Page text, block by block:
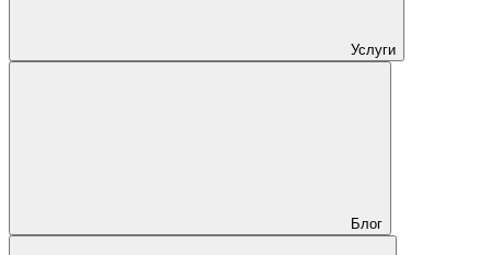
Услуги
Блог